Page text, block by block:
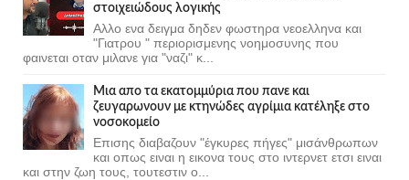
στοιχειώδους λογικής
Αλλο ενα δειγμα δηδεν φωστηρα νεοελληνα και
"Γιατρου " περιορισμενης νοημοσυνης που
φαινεται οταν μιλανε για "ναζι" κ...
Μια απο τα εκατομμύρια που πανε και
ζευγαρωνουν με κτηνώδες αγρίμια κατέληξε στο
νοσοκομείο
Επισης διαβαζουν "έγκυρες πήγες" μισάνθρωπων
και οπως ειναι η εικονα τους στο ιντερνετ ετσι ειναι
και στην ζωη τους, τουτεστιν ο...